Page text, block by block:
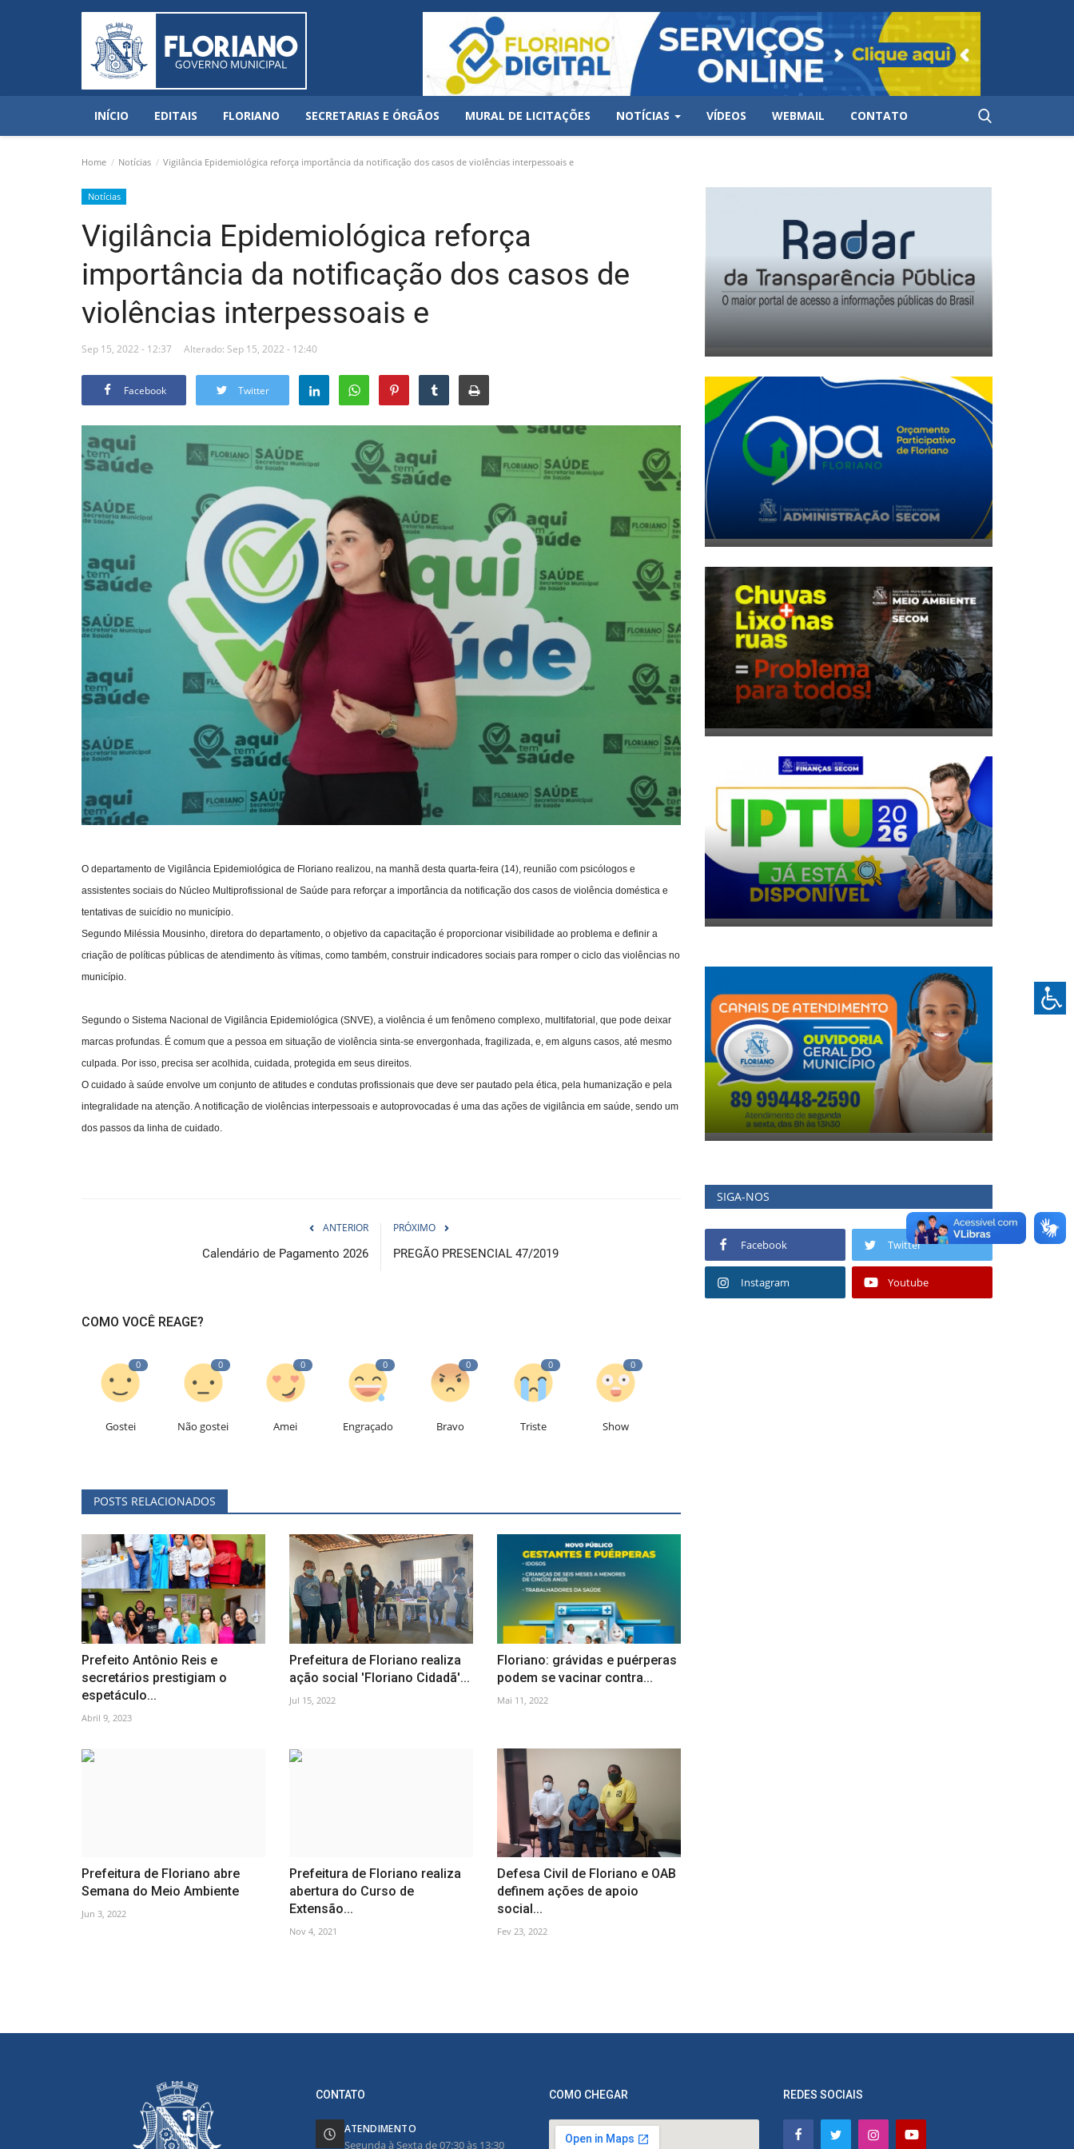
INÍCIO EDITAIS FLORIANO SECRETARIAS E ÓRGÃOS MURAL DE LICITAÇÕES NOTÍCIAS VÍDEOS WEBMAIL CONTATO
Home Notícias Vigilância Epidemiológica reforça importância da notificação dos casos de violências interpessoais e
Notícias
Vigilância Epidemiológica reforça
importância da notificação dos casos de
violências interpessoais e
Sep 15, 2022 - 12:37 Alterado: Sep 15, 2022 - 12:40
Facebook Twitter
O departamento de Vigilância Epidemiológica de Floriano realizou, na manhã desta quarta-feira (14), reunião com psicólogos e
assistentes sociais do Núcleo Multiprofissional de Saúde para reforçar a importância da notificação dos casos de violência doméstica e
tentativas de suicídio no município.
Segundo Miléssia Mousinho, diretora do departamento, o objetivo da capacitação é proporcionar visibilidade ao problema e definir a
criação de políticas públicas de atendimento às vítimas, como também, construir indicadores sociais para romper o ciclo das violências no
município.
Segundo o Sistema Nacional de Vigilância Epidemiológica (SNVE), a violência é um fenômeno complexo, multifatorial, que pode deixar
marcas profundas. É comum que a pessoa em situação de violência sinta-se envergonhada, fragilizada, e, em alguns casos, até mesmo
culpada. Por isso, precisa ser acolhida, cuidada, protegida em seus direitos.
O cuidado à saúde envolve um conjunto de atitudes e condutas profissionais que deve ser pautado pela ética, pela humanização e pela
integralidade na atenção. A notificação de violências interpessoais e autoprovocadas é uma das ações de vigilância em saúde, sendo um
dos passos da linha de cuidado.
ANTERIOR
Calendário de Pagamento 2026
PRÓXIMO
PREGÃO PRESENCIAL 47/2019
COMO VOCÊ REAGE?
0
Gostei
0
Não gostei
0
Amei
0
Engraçado
0
Bravo
0
Triste
0
Show
POSTS RELACIONADOS
Prefeito Antônio Reis e
secretários prestigiam o
espetáculo...
Abril 9, 2023
Prefeitura de Floriano realiza
ação social 'Floriano Cidadã'...
Jul 15, 2022
Floriano: grávidas e puérperas
podem se vacinar contra...
Mai 11, 2022
Prefeitura de Floriano abre
Semana do Meio Ambiente
Jun 3, 2022
Prefeitura de Floriano realiza
abertura do Curso de
Extensão...
Nov 4, 2021
Defesa Civil de Floriano e OAB
definem ações de apoio
social...
Fev 23, 2022
SIGA-NOS
Facebook Twitter
Instagram Youtube
CONTATO
ATENDIMENTO
Segunda à Sexta de 07:30 às 13:30
COMO CHEGAR REDES SOCIAIS